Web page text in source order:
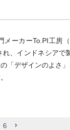
メーカーTo.PI工房
れ、インドネシア
「デザインのよさ
6